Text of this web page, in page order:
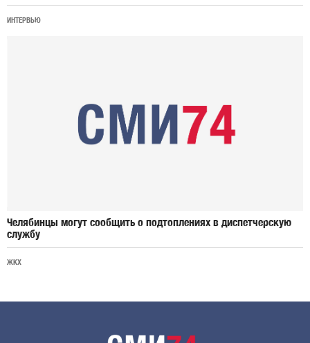
ИНТЕРВЬЮ
Челябинцы могут сообщить о подтоплениях в диспетчерскую
службу
ЖКХ